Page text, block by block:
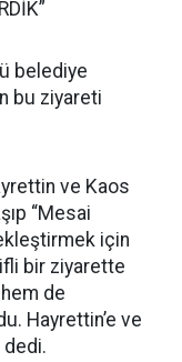
belediye
bu ziyareti
ve Kaos
“Mesai
için
bir ziyarette
de
Hayrettin’e ve
dedi.